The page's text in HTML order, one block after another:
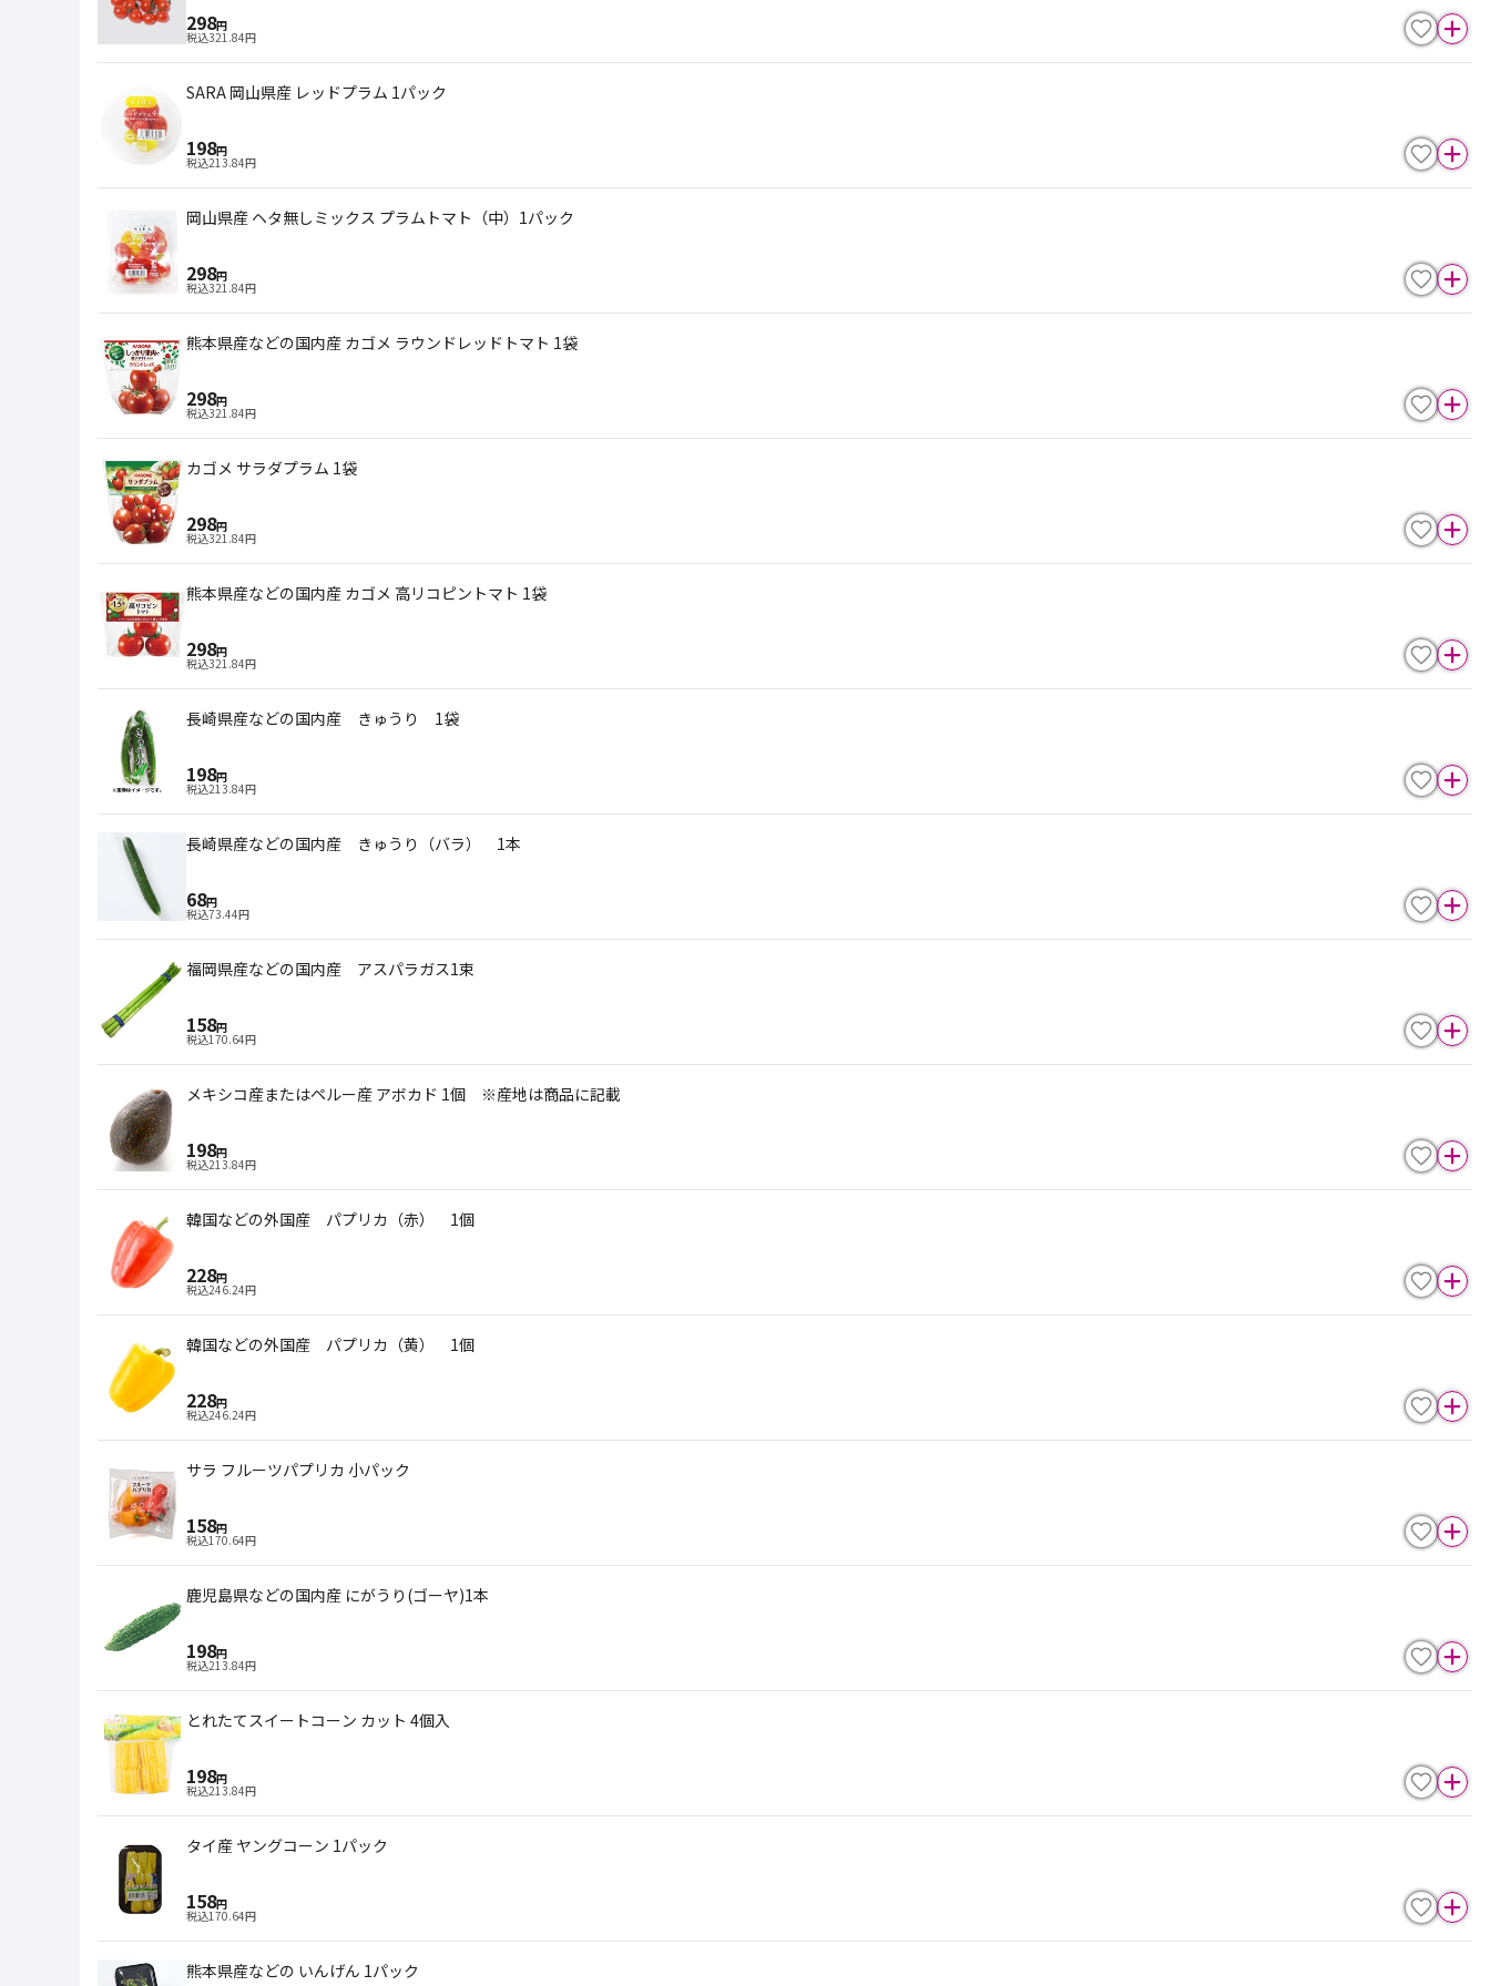
298円
税込321.84円
SARA 岡山県産 レッドプラム 1パック
198円
税込213.84円
岡山県産 ヘタ無しミックス プラムトマト（中）1パック
298円
税込321.84円
熊本県産などの国内産 カゴメ ラウンドレッドトマト 1袋
298円
税込321.84円
カゴメ サラダプラム 1袋
298円
税込321.84円
熊本県産などの国内産 カゴメ 高リコピントマト 1袋
298円
税込321.84円
長崎県産などの国内産 きゅうり 1袋
198円
税込213.84円
長崎県産などの国内産 きゅうり（バラ） 1本
68円
税込73.44円
福岡県産などの国内産 アスパラガス1束
158円
税込170.64円
メキシコ産またはペルー産 アボカド 1個 ※産地は商品に記載
198円
税込213.84円
韓国などの外国産 パプリカ（赤） 1個
228円
税込246.24円
韓国などの外国産 パプリカ（黄） 1個
228円
税込246.24円
サラ フルーツパプリカ 小パック
158円
税込170.64円
鹿児島県などの国内産 にがうり(ゴーヤ)1本
198円
税込213.84円
とれたてスイートコーン カット 4個入
198円
税込213.84円
タイ産 ヤングコーン 1パック
158円
税込170.64円
熊本県産などの いんげん 1パック